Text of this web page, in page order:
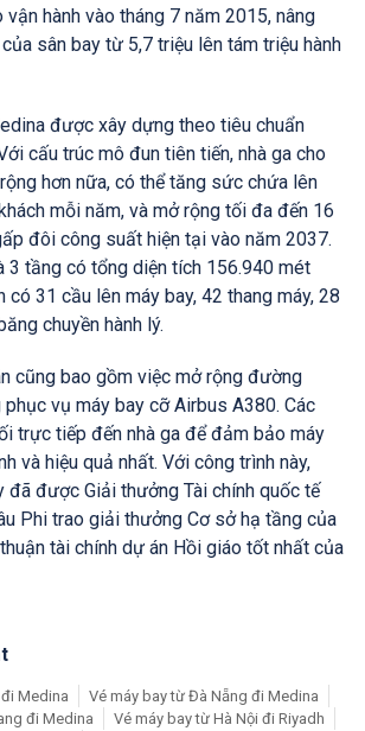
Medina
Vé máy bay từ Đà Nẵng đi Medina
đi Medina
Vé máy bay từ Hà Nội đi Riyadh
hành vào tháng 7 năm 2015, nâng
sân bay từ 5,7 triệu lên tám triệu hành
được xây dựng theo tiêu chuẩn
cấu trúc mô đun tiên tiến, nhà ga cho
hơn nữa, có thể tăng sức chứa lên
mỗi năm, và mở rộng tối đa đến 16
đôi công suất hiện tại vào năm 2037.
3 tầng có tổng diện tích 156.940 mét
có 31 cầu lên máy bay, 42 thang máy, 28
chuyền hành lý.
cũng bao gồm việc mở rộng đường
vụ máy bay cỡ Airbus A380. Các
trực tiếp đến nhà ga để đảm bảo máy
và hiệu quả nhất. Với công trình này,
đã được Giải thưởng Tài chính quốc tế
Phi trao giải thưởng Cơ sở hạ tầng của
tài chính dự án Hồi giáo tốt nhất của